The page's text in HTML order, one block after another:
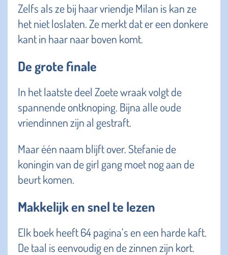
Zelfs als ze bij haar vriendje Milan is kan ze
het niet loslaten. Ze merkt dat er een donkere
kant in haar naar boven komt.
De grote finale
In het laatste deel Zoete wraak volgt de
spannende ontknoping. Bijna alle oude
vriendinnen zijn al gestraft.
Maar één naam blijft over. Stefanie de
koningin van de girl gang moet nog aan de
beurt komen.
Makkelijk en snel te lezen
Elk boek heeft 64 pagina’s en een harde kaft.
De taal is eenvoudig en de zinnen zijn kort.